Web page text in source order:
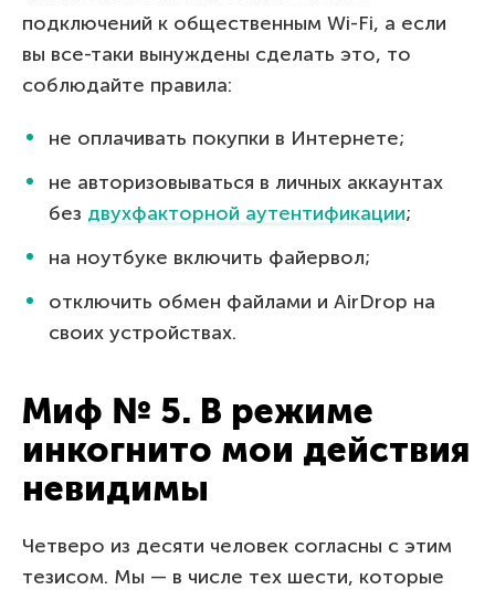
подключений к общественным Wi-Fi, а если
вы все-таки вынуждены сделать это, то
соблюдайте правила:
не оплачивать покупки в Интернете;
не авторизовываться в личных аккаунтах
без двухфакторной аутентификации;
на ноутбуке включить файервол;
отключить обмен файлами и AirDrop на
своих устройствах.
Миф № 5. В режиме
инкогнито мои действия
невидимы
Четверо из десяти человек согласны с этим
тезисом. Мы — в числе тех шести, которые